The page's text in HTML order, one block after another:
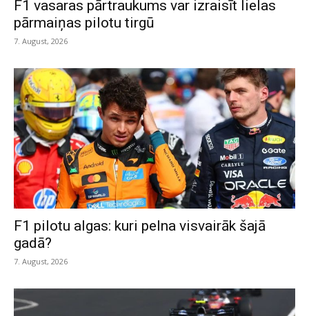
F1 vasaras pārtraukums var izraisīt lielas
pārmaiņas pilotu tirgū
7. August, 2026
F1 pilotu algas: kuri pelna visvairāk šajā
gadā?
7. August, 2026